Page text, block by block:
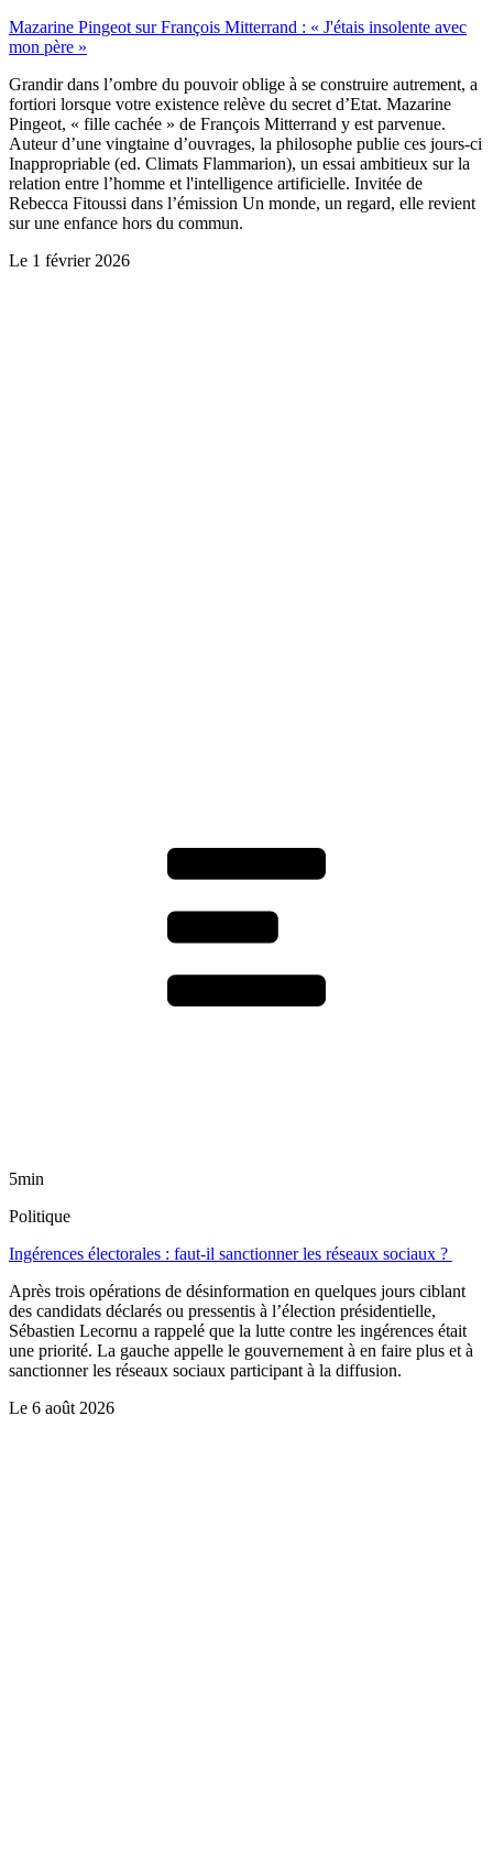
Mazarine Pingeot sur François Mitterrand : « J'étais insolente avec
mon père »
Grandir dans l’ombre du pouvoir oblige à se construire autrement, a
fortiori lorsque votre existence relève du secret d’Etat. Mazarine
Pingeot, « fille cachée » de François Mitterrand y est parvenue.
Auteur d’une vingtaine d’ouvrages, la philosophe publie ces jours-ci
Inappropriable (ed. Climats Flammarion), un essai ambitieux sur la
relation entre l’homme et l'intelligence artificielle. Invitée de
Rebecca Fitoussi dans l’émission Un monde, un regard, elle revient
sur une enfance hors du commun.
Le 1 février 2026
5min
Politique
Ingérences électorales : faut-il sanctionner les réseaux sociaux ?
Après trois opérations de désinformation en quelques jours ciblant
des candidats déclarés ou pressentis à l’élection présidentielle,
Sébastien Lecornu a rappelé que la lutte contre les ingérences était
une priorité. La gauche appelle le gouvernement à en faire plus et à
sanctionner les réseaux sociaux participant à la diffusion.
Le 6 août 2026